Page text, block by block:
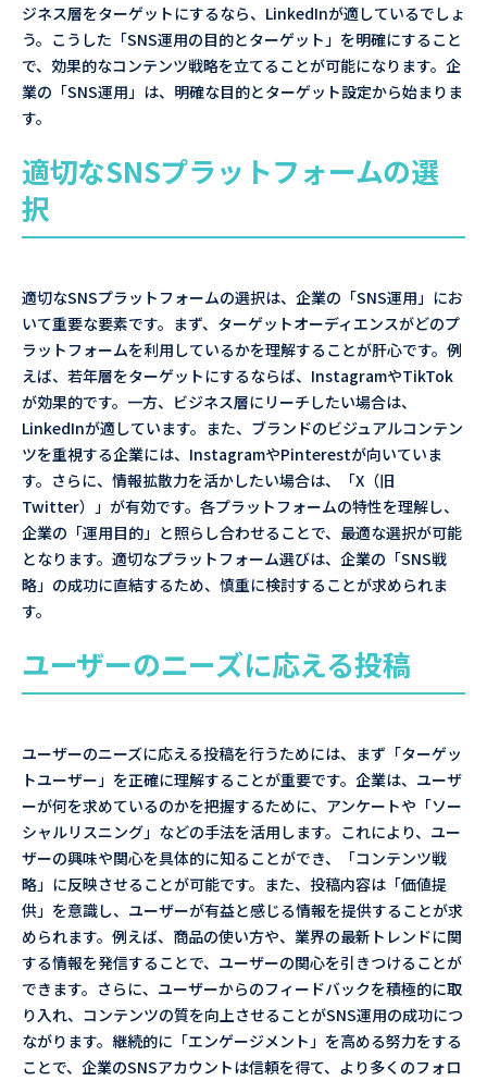
ジネス層をターゲットにするなら、LinkedInが適しているでしょ
う。こうした「SNS運用の目的とターゲット」を明確にすること
で、効果的なコンテンツ戦略を立てることが可能になります。企
業の「SNS運用」は、明確な目的とターゲット設定から始まりま
す。
適切なSNSプラットフォームの選
択
適切なSNSプラットフォームの選択は、企業の「SNS運用」にお
いて重要な要素です。まず、ターゲットオーディエンスがどのプ
ラットフォームを利用しているかを理解することが肝心です。例
えば、若年層をターゲットにするならば、InstagramやTikTok
が効果的です。一方、ビジネス層にリーチしたい場合は、
LinkedInが適しています。また、ブランドのビジュアルコンテン
ツを重視する企業には、InstagramやPinterestが向いていま
す。さらに、情報拡散力を活かしたい場合は、「X（旧
Twitter）」が有効です。各プラットフォームの特性を理解し、
企業の「運用目的」と照らし合わせることで、最適な選択が可能
となります。適切なプラットフォーム選びは、企業の「SNS戦
略」の成功に直結するため、慎重に検討することが求められま
す。
ユーザーのニーズに応える投稿
ユーザーのニーズに応える投稿を行うためには、まず「ターゲッ
トユーザー」を正確に理解することが重要です。企業は、ユーザ
ーが何を求めているのかを把握するために、アンケートや「ソー
シャルリスニング」などの手法を活用します。これにより、ユー
ザーの興味や関心を具体的に知ることができ、「コンテンツ戦
略」に反映させることが可能です。また、投稿内容は「価値提
供」を意識し、ユーザーが有益と感じる情報を提供することが求
められます。例えば、商品の使い方や、業界の最新トレンドに関
する情報を発信することで、ユーザーの関心を引きつけることが
できます。さらに、ユーザーからのフィードバックを積極的に取
り入れ、コンテンツの質を向上させることがSNS運用の成功につ
ながります。継続的に「エンゲージメント」を高める努力をする
ことで、企業のSNSアカウントは信頼を得て、より多くのフォロ